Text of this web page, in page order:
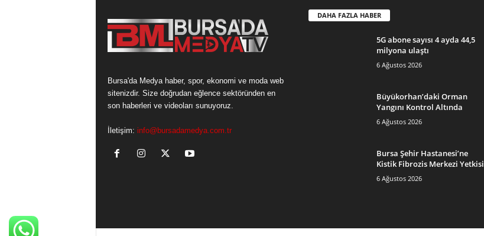
Bursa'da Medya haber, spor, ekonomi ve moda web
sitenizdir. Size doğrudan eğlence sektöründen en
son haberleri ve videoları sunuyoruz.
İletişim: info@bursadamedya.com.tr
DAHA FAZLA HABER
5G abone sayısı 4 ayda 44,5
milyona ulaştı
6 Ağustos 2026
Büyükorhan’daki Orman
Yangını Kontrol Altında
6 Ağustos 2026
Bursa Şehir Hastanesi’ne
Kistik Fibrozis Merkezi Yetkisi
6 Ağustos 2026